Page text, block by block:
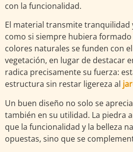
con la funcionalidad.
El material transmite tranquilidad
como si siempre hubiera formado
colores naturales se funden con
vegetación, en lugar de destacar
radica precisamente su fuerza:
estructura sin restar ligereza al
Un buen diseño no solo se
también en su utilidad. La piedra
que la funcionalidad y la belleza
opuestas, sino que se